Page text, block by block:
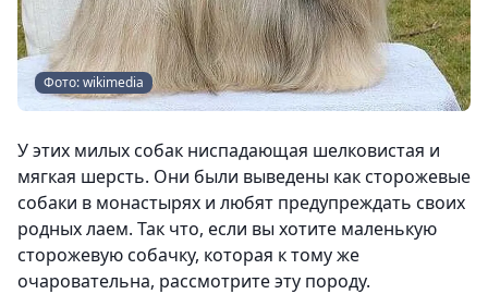
Фото: wikimedia
У этих милых собак ниспадающая шелковистая и
мягкая шерсть. Они были выведены как сторожевые
собаки в монастырях и любят предупреждать своих
родных лаем. Так что, если вы хотите маленькую
сторожевую собачку, которая к тому же
очаровательна, рассмотрите эту породу.